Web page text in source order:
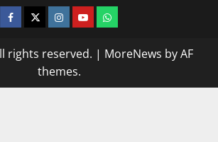
facebooktwitterinstagram.com
youtubewhatsapp
rights reserved. | MoreNews by AF
themes.